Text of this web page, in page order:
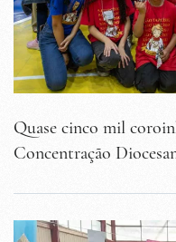
Quase cinco mil
Concentração